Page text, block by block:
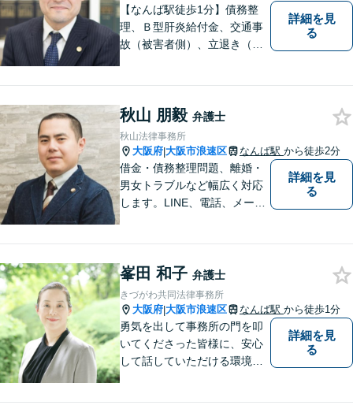
日相談可】
【なんば駅徒歩1分】債務整
理、Ｂ型肝炎給付金、交通事
故（被害者側）、立退き（借
連絡ください！
詳細を見
る
秋山 朋毅 弁護士
秋山法律事務所
大阪府|大阪市浪速区 なんば駅 から徒歩2分
借金・債務整理問題、離婚・
男女トラブルなど幅広く対応
します。LINE、電話、メー
をできるだけ少なく！相談し
やすい環境づくりに努め、納
得できる解決を目指します！
詳細を見
る
峯田 和子 弁護士
きづがわ共同法律事務所
大阪府|大阪市浪速区 なんば駅 から徒歩1分
勇気を出して事務所の門を叩
いてくださった皆様に、安心
して話していただける環境を
詳細を見
る